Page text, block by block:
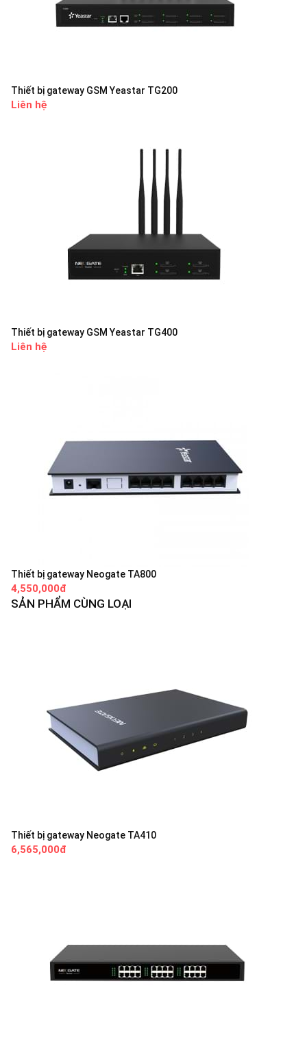
Thiết bị gateway GSM Yeastar TG200
Liên hệ
Thiết bị gateway GSM Yeastar TG400
Liên hệ
Thiết bị gateway Neogate TA800
4,550,000đ
SẢN PHẨM CÙNG LOẠI
Thiết bị gateway Neogate TA410
6,565,000đ